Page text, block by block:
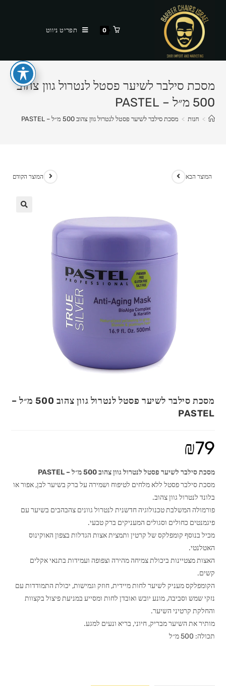
content
0 תפריט ניווט
מסכת סילבר לשיער פסטל לנטרול גוון צהוב
500 מ״ל – PASTEL
> חנות > מסכת סילבר לשיער פסטל לנטרול גוון צהוב 500 מ״ל – PASTEL
המוצר הקודם המוצר הבא
מסכת סילבר לשיער פסטל לנטרול גוון צהוב 500 מ״ל –
PASTEL
₪79
מסכת סילבר לשיער פסטל לנטרול גוון צהוב 500 מ״ל – PASTEL
מסכת סילבר פסטל ללא מלחים לטיפוח ושמירה על ברק בשיער לבן, אפור או
בלונד לנטרול גוון צהוב.
פורמולה המשלבת טכנולוגיה חדשנית לנטרול גוונים צהבהבים בשיער עם
פיגמנטים כחולים וסגולים המעניקים ברק טבעי.
מכיל בנוסף קומפלקס של קרטין ותמצית אצות הגדלות בצפון האוקינוס
האטלנטי.
האצות מצטיינות ביכולת צמיחה מהירה וצפופה ועמידות בתנאי אקלים
קשים.
הקומפלקס מעניק לשיער לחות מיידית, חוזק וגמישות, יכולת התמודדות עם
נזקי שמש וסביבה, מונע יובש ואובדן לחות ומסייע במניעת פיצול בקצוות
והחלקת קרטיני השיער.
מותיר את השיער מבריק, חיוני, בריא ונעים למגע.
תכולה: 500 מ״ל